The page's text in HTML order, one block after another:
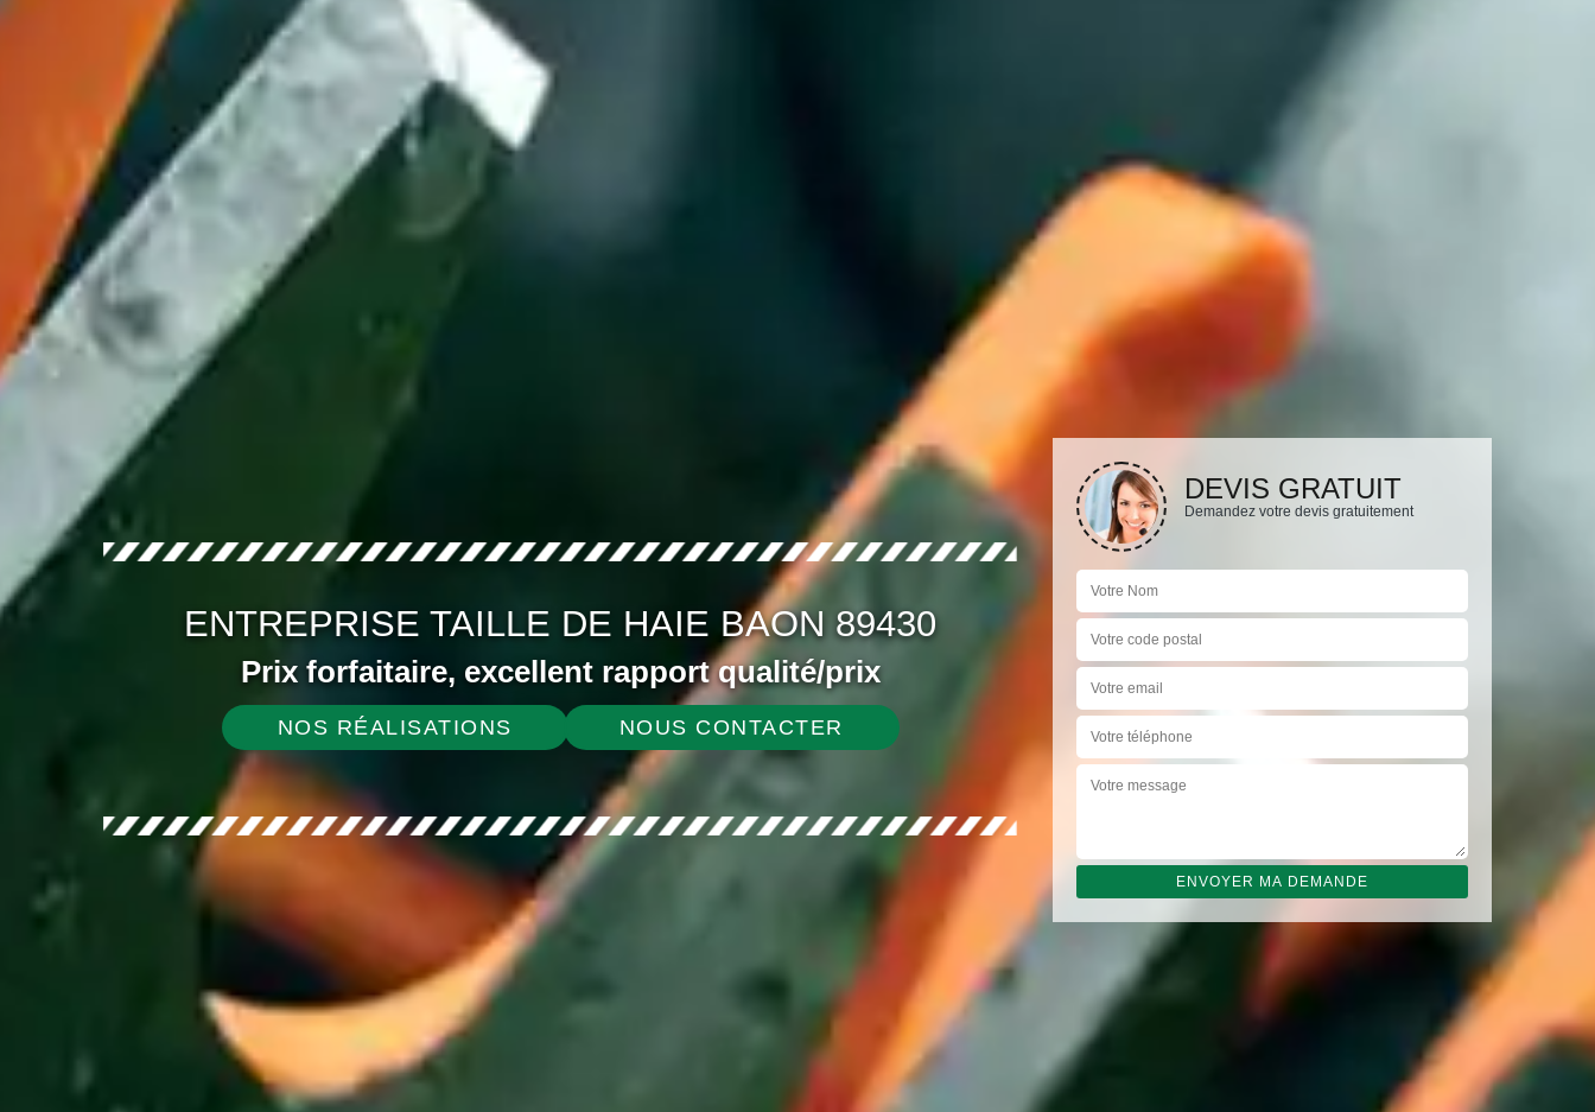
ENTREPRISE TAILLE DE HAIE BAON 89430
Prix forfaitaire, excellent rapport qualité/prix
NOS RÉALISATIONS NOUS CONTACTER
DEVIS GRATUIT
Demandez votre devis gratuitement